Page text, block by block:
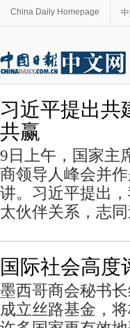
China Daily Homepage
习近平提出共
共赢
9日上午，国家主
商领导人峰会并
讲。习近平提出
太伙伴关系，志
国际社会高度
墨西哥商会秘书
成立丝路基金，